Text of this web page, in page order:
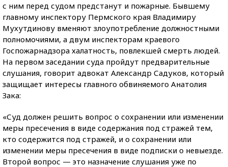
с ним перед судом предстанут и пожарные. Бывшему
главному инспектору Пермского края Владимиру
Мухутдинову вменяют злоупотребление должностными
полномочиями, а двум инспекторам краевого
Госпожарнадзора халатность, повлекшей смерть людей.
На первом заседании суда пройдут предварительные
слушания, говорит адвокат Александр Садуков, который
защищает интересы главного обвиняемого Анатолия
Зака:
«Суд должен решить вопрос о сохранении или изменении
меры пресечения в виде содержания под стражей тем,
кто содержится под стражей, и о сохранении или
изменении меры пресечения в виде подписки о невыезде.
Второй вопрос — это назначение слушания уже по